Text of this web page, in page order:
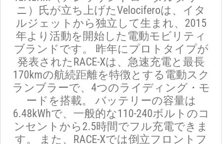
ニ）氏が立ち上げたVelociferoは、イタ
ルジェットから独立して生まれ、2015
年より活動を開始した電動モビリティ
ブランドです。 昨年にプロトタイプが
発表されたRACE-Xは、急速充電と最長
170kmの航続距離を特徴とする電動スク
ランブラーで、4つのライディング・モ
ードを搭載。 バッテリーの容量は
6.48kWhで、一般的な110-240ボルトのコ
ンセントから2.5時間でフル充電できま
す。 また、RACE-Xでは倒立フロントフ